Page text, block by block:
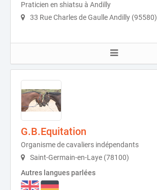
Praticien en shiatsu à Andilly
33 Rue Charles de Gaulle Andilly (95580)
G.B.Equitation
Organisme de cavaliers indépendants
Saint-Germain-en-Laye (78100)
Autres langues parlées